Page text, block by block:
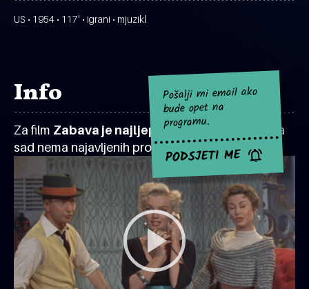
US • 1954 • 117' • igrani • mjuzikl
Info
Za film Zabava je najljepši posao na svijetu
za
sad nema najavljenih projekcija.
Pošalji mi email ako
bude opet na
programu.
PODSJETI ME